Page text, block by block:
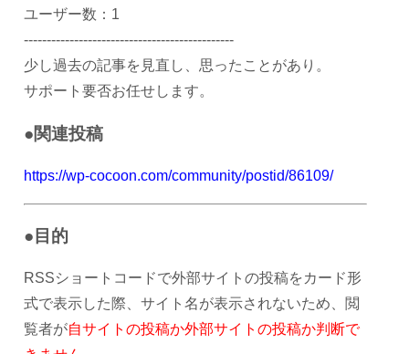
ユーザー数：1
----------------------------------------------
少し過去の記事を見直し、思ったことがあり。
サポート要否お任せします。
●関連投稿
https://wp-cocoon.com/community/postid/86109/
●目的
RSSショートコードで外部サイトの投稿をカード形
式で表示した際、サイト名が表示されないため、閲
覧者が自サイトの投稿か外部サイトの投稿か判断で